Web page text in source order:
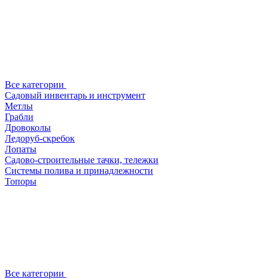
Все категории
Садовый инвентарь и инструмент
Метлы
Грабли
Дровоколы
Ледоруб-скребок
Лопаты
Садово-строительные тачки, тележки
Системы полива и принадлежности
Топоры
Все категории